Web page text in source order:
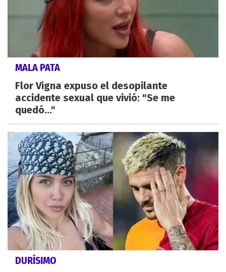
MALA PATA
Flor Vigna expuso el desopilante
accidente sexual que vivió: "Se me
quedó..."
DURÍSIMO